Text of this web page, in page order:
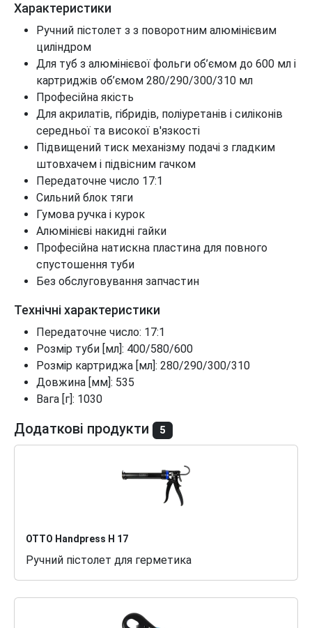
Характеристики
Ручний пістолет з з поворотним алюмінієвим
циліндром
Для туб з алюмінієвої фольги об’ємом до 600 мл і
картриджів об’ємом 280/290/300/310 мл
Професійна якість
Для акрилатів, гібридів, поліуретанів і силіконів
середньої та високої в'язкості
Підвищений тиск механізму подачі з гладким
штовхачем і підвісним гачком
Передаточне число 17:1
Сильний блок тяги
Гумова ручка і курок
Алюмінієві накидні гайки
Професійна натискна пластина для повного
спустошення туби
Без обслуговування запчастин
Технічні характеристики
Передаточне число: 17:1
Розмір туби [мл]: 400/580/600
Розмір картриджа [мл]: 280/290/300/310
Довжина [мм]: 535
Вага [г]: 1030
Додаткові продукти 5
OTTO Handpress H 17
Ручний пістолет для герметика